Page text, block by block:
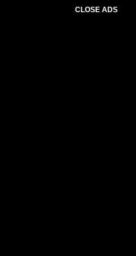
CLOSE ADS